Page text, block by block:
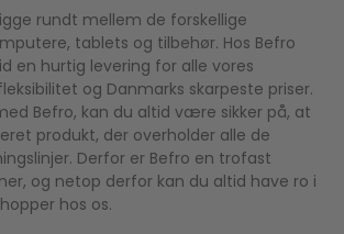
rundt mellem de forskellige
tablets og tilbehør. Hos Befro
en hurtig levering for alle vores
og Danmarks skarpeste priser.
Befro, kan du altid være sikker på, at
produkt, der overholder alle de
Derfor er Befro en trofast
og netop derfor kan du altid have ro i
hos os.